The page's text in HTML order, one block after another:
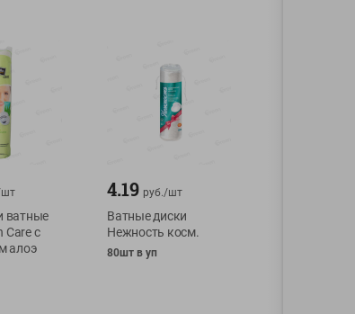
шт
ватные
Care с
алоэ
4.19 руб./шт
Ватные диски
Нежность косм.
80шт в уп